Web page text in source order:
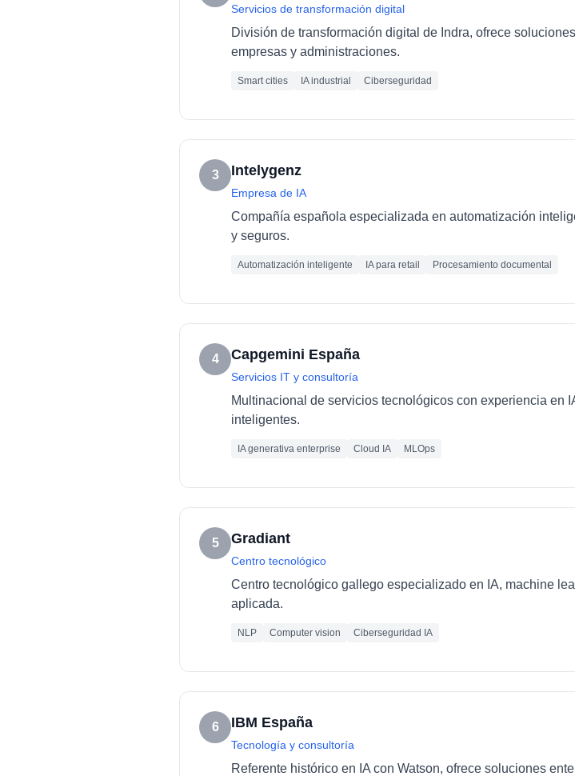
Servicios de transformación digital
División de transformación digital de Indra, ofrece
empresas y administraciones.
Smart cities IA industrial Ciberseguridad
3 Intelygenz
Empresa de IA
Compañía española especializada en automatización
y seguros.
Automatización inteligente IA para retail Procesamiento documental
4 Capgemini España
Servicios IT y consultoría
Multinacional de servicios tecnológicos con experiencia en
inteligentes.
IA generativa enterprise Cloud IA MLOps
5 Gradiant
Centro tecnológico
Centro tecnológico gallego especializado en IA, machine
aplicada.
NLP Computer vision Ciberseguridad IA
6 IBM España
Tecnología y consultoría
Referente histórico en IA con Watson, ofrece soluciones